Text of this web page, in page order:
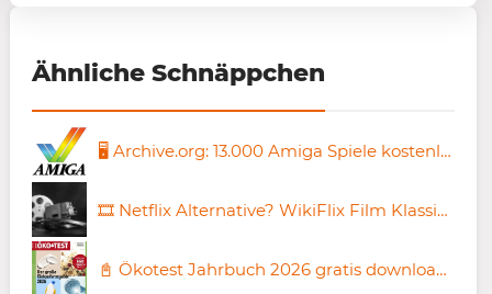
Ähnliche Schnäppchen
🖥️ Archive.org: 13.000 Amiga Spiele kostenlos im Browser spielen 🧨 z.B. Monkey Island oder Test Drive
🎞️ Netflix Alternative? WikiFlix Film Klassiker streamen ➡️ Gratis, ohne Abo & Legal!
📓 Ökotest Jahrbuch 2026 gratis downloaden